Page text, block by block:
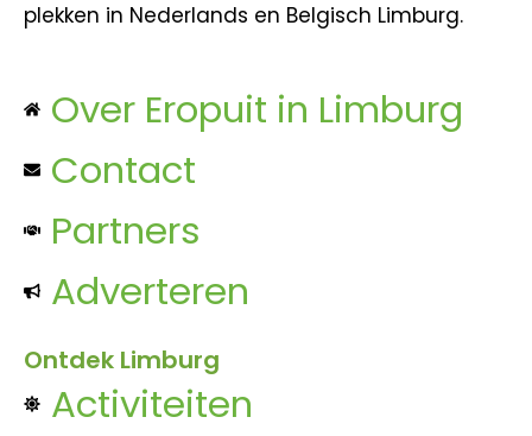
plekken in Nederlands en Belgisch Limburg.
Over Eropuit in Limburg
Contact
Partners
Adverteren
Ontdek Limburg
Activiteiten